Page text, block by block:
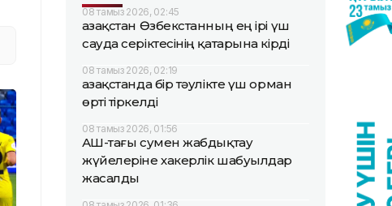
08 тамыз 2026, 02:45
Қазақстан Өзбекстанның ең ірі үш
сауда серіктесінің қатарына кірді
08 тамыз 2026, 02:19
Қазақстанда бір тәулікте үш орман
өрті тіркелді
08 тамыз 2026, 01:56
АҚШ-тағы сумен жабдықтау
жүйелеріне хакерлік шабуылдар
жасалды